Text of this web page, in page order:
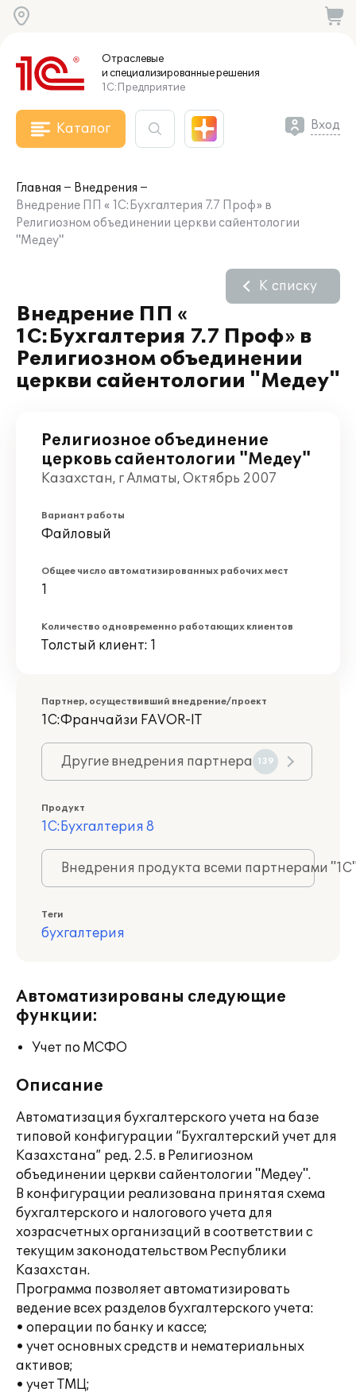
Отраслевые
и специализированныерешения
1С:Предприятие
Каталог Вход
Главная
Внедрения
Внедрение ПП « 1С:Бухгалтерия 7.7 Проф» в
Религиозном объединении церкви сайентологии
"Медеу"
Внедрение ПП «
1С:Бухгалтерия 7.7 Проф» в
Религиозном объединении
церкви сайентологии "Медеу"
К списку
Религиозное объединение
церковь сайентологии "Медеу"
Казахстан, г Алматы, Октябрь 2007
Вариант работы
Файловый
Общее число автоматизированных рабочих мест
1
Количество одновременно работающих клиентов
Толстый клиент: 1
Партнер, осуществивший внедрение/проект
1С:Франчайзи FAVOR-IT
Другие внедрения партнера 139
Продукт
1С:Бухгалтерия 8
Внедрения продукта всеми партнерами
Теги
бухгалтерия
Автоматизированы следующие
функции:
Учет по МСФО
Описание
Автоматизация бухгалтерского учета на базе
типовой конфигурации “Бухгалтерский учет для
Казахстана” ред. 2.5. в Религиозном
объединении церкви сайентологии "Медеу".
В конфигурации реализована принятая схема
бухгалтерского и налогового учета для
хозрасчетных организаций в соответствии с
текущим законодательством Республики
Казахстан.
Программа позволяет автоматизировать
ведение всех разделов бухгалтерского учета:
• операции по банку и кассе;
• учет основных средств и нематериальных
активов;
• учет ТМЦ;